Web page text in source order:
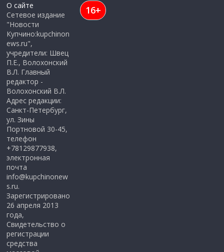
О сайте
Сетевое издание
"Новости
Купчино:kupchinon
ews.ru",
учредители: Швец
П.Е., Волохонский
В.Л. Главный
редактор -
Волохонский В.Л.
Адрес редакции:
Санкт-Петербург,
ул. Зины
Портновой 30-45,
телефон
+78129877938,
электронная
почта
info@kupchinonew
s.ru.
Зарегистрировано
26 апреля 2013
года,
Свидетельство о
регистрации
средства
16+